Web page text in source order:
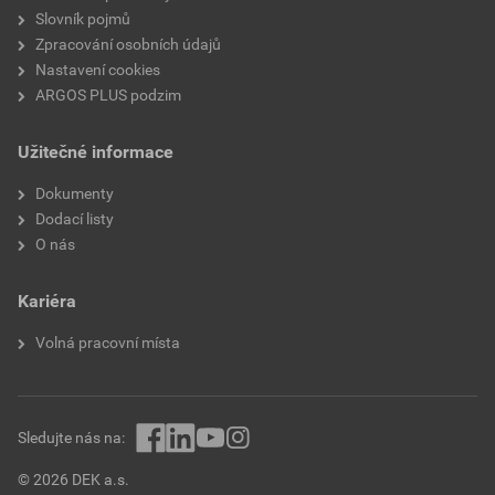
Slovník pojmů
Zpracování osobních údajů
Nastavení cookies
ARGOS PLUS podzim
Užitečné informace
Dokumenty
Dodací listy
O nás
Kariéra
Volná pracovní místa
© 2026 DEK a.s.
Sledujte nás na: